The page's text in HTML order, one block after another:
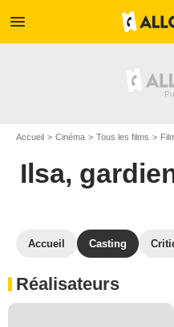
menu
Accueil Cinéma Tous les films
Ilsa,
Accueil Casting
Réalisateurs